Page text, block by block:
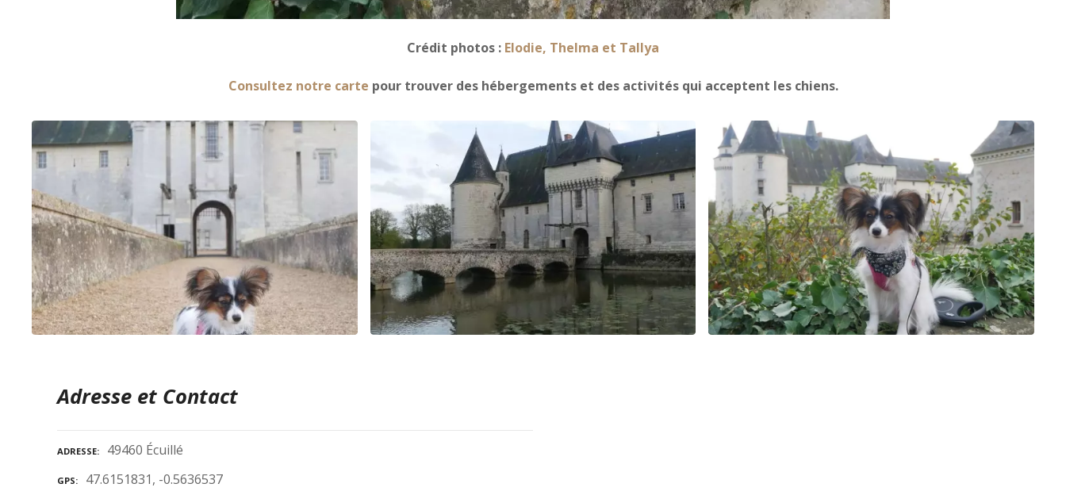
Crédit photos : Elodie, Thelma et Tallya
Consultez notre carte pour trouver des hébergements et des activités qui acceptent les chiens.
Adresse et Contact
ADRESSE 49460 Écuillé
GPS 47.6151831, -0.5636537